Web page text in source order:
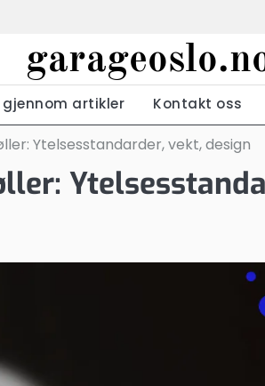
gjennom artikler Kontakt oss
Ytelsesstandarder, vekt, design